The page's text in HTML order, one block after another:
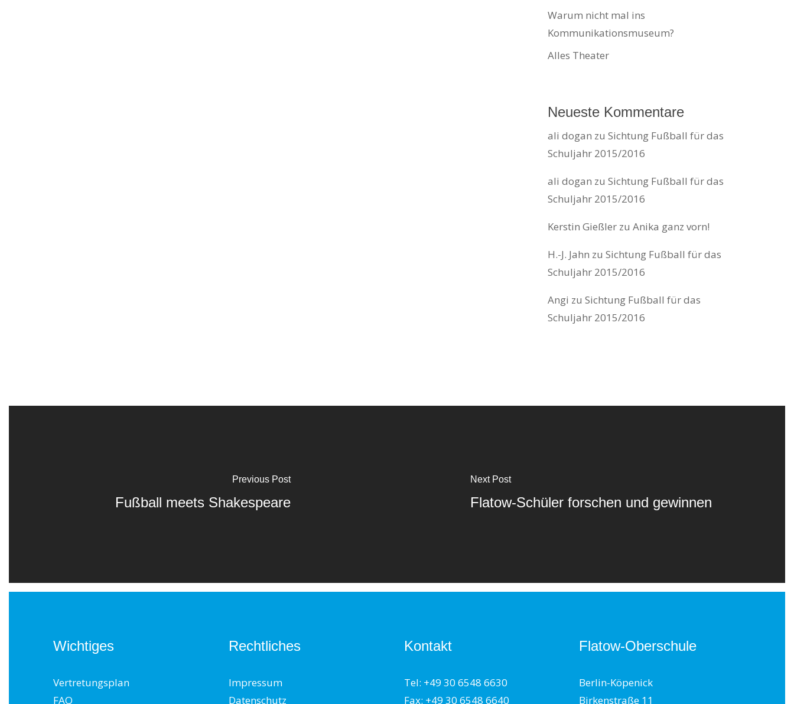
Warum nicht mal ins
Kommunikationsmuseum?
Alles Theater
Neueste Kommentare
ali dogan zuSichtung Fußball für das
Schuljahr 2015/2016
ali dogan zuSichtung Fußball für das
Schuljahr 2015/2016
Kerstin Gießler zuAnika ganz vorn!
H.-J. Jahn zuSichtung Fußball für das
Schuljahr 2015/2016
Angi zuSichtung Fußball für das
Schuljahr 2015/2016
Previous Post
Fußball meets Shakespeare
Next Post
Flatow-Schüler forschen und gewinnen
Wichtiges
Vertretungsplan
FAQ
Rechtliches
Impressum
Datenschutz
Kontakt
Tel: +49 30 6548 6630
Fax: +49 30 6548 6640
Flatow-Oberschule
Berlin-Köpenick
Birkenstraße 11